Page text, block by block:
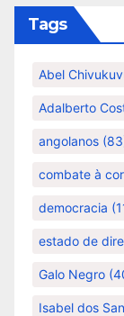
Tags
Abel
Adalberto
angolanos
combate à
democracia
estado de
Galo Negro
Isabel dos